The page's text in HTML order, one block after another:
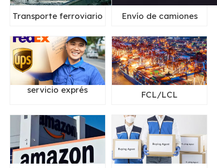
Transporte ferroviario Envío de camiones
servicio exprés FCL/LCL